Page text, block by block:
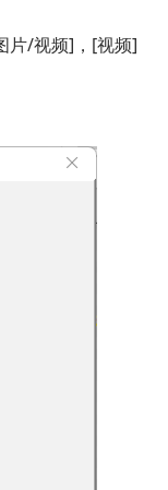
片/视频]，[视频]